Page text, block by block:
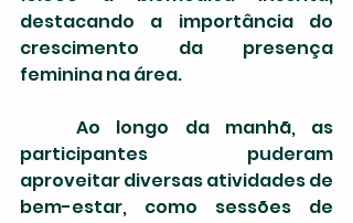
destacando a importância do
crescimento da presença
feminina na área.
	Ao longo da manhã, as
participantes puderam
aproveitar diversas atividades de
bem-estar, como sessões de